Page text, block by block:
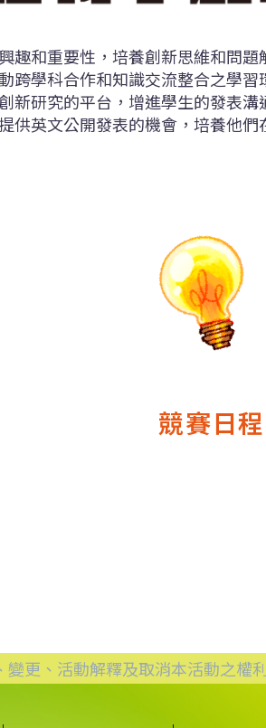
趣和重要性，培養創新思維和問
跨學科合作和知識交流整合之學習
新研究的平台，增進學生的發表溝
供英文公開發表的機會，培養他們
競賽日程
更、活動解釋及取消本活動之權